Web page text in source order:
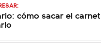
cómo sacar el carnet